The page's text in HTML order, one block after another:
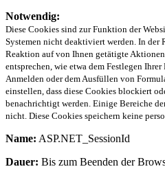
Notwendig:
Diese Cookies sind zur Funktion der
Systemen nicht deaktiviert werden. In der
Reaktion auf von Ihnen getätigte
entsprechen, wie etwa dem Festlegen
Anmelden oder dem Ausfüllen von
einstellen, dass diese Cookies blockiert
benachrichtigt werden. Einige Bereiche
nicht. Diese Cookies speichern keine
Name: ASP.NET_SessionId
Dauer: Bis zum Beenden der